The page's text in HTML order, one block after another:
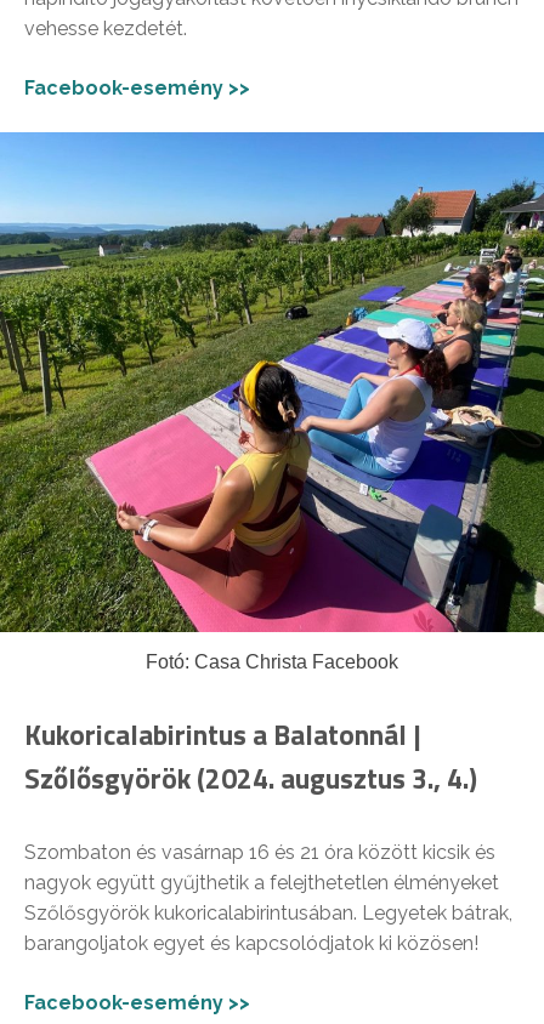
vehesse kezdetét.
Facebook-esemény >>
Fotó: Casa Christa Facebook
Kukoricalabirintus a Balatonnál |
Szőlősgyörök (2024. augusztus 3., 4.)
Szombaton és vasárnap 16 és 21 óra között kicsik és
nagyok együtt gyűjthetik a felejthetetlen élményeket
Szőlősgyörök kukoricalabirintusában. Legyetek bátrak,
barangoljatok egyet és kapcsolódjatok ki közösen!
Facebook-esemény >>